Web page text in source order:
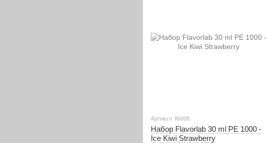
Артикул: flb008
Набор Flavorlab 30 ml PE 1000 -
Ice Kiwi Strawberry